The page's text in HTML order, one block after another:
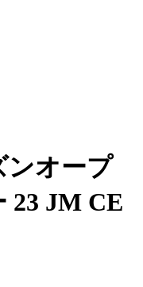
ンオープ
23 JM CE